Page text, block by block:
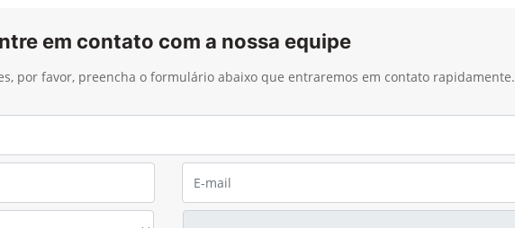
em contato com a nossa equipe
por favor, preencha o formulário abaixo que entraremos em contato rapidamente.